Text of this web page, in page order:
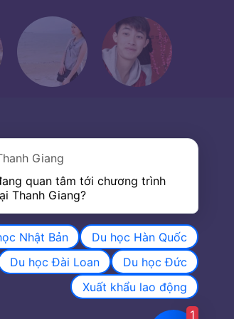
Giang
quan tâm tới chương trình
Thanh Giang?
Nhật Bản
Du học Hàn Quốc
Du học Đài Loan
Du học Đức
Xuất khẩu lao động
1